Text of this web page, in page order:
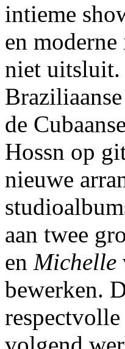
intieme
en
niet uitsluit.
de
Hossn op
nieuwe
aan twee
en Michelle
bewerken.